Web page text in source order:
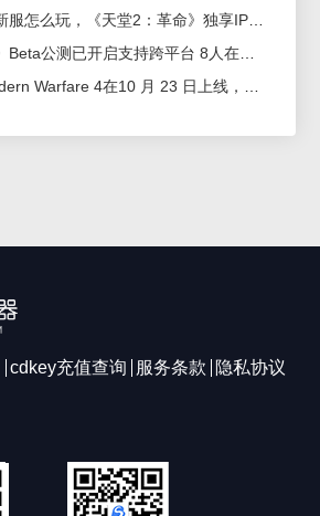
cdkey充值查询 服务条款
隐私协议